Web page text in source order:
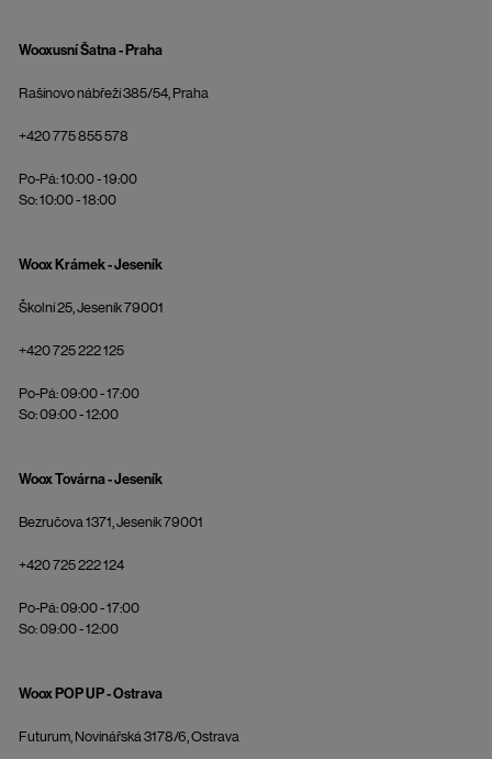
Wooxusní Šatna - Praha
Rašínovo nábřeží 385/54, Praha
+420 775 855 578
Po-Pá: 10:00 - 19:00
So: 10:00 - 18:00
Woox Krámek - Jeseník
Školní 25, Jeseník 79001
+420 725 222 125
Po-Pá: 09:00 - 17:00
So: 09:00 - 12:00
Woox Továrna - Jeseník
Bezručova 1371, Jeseník 79001
+420 725 222 124
Po-Pá: 09:00 - 17:00
So: 09:00 - 12:00
Woox POP UP - Ostrava
Futurum, Novinářská 3178/6, Ostrava